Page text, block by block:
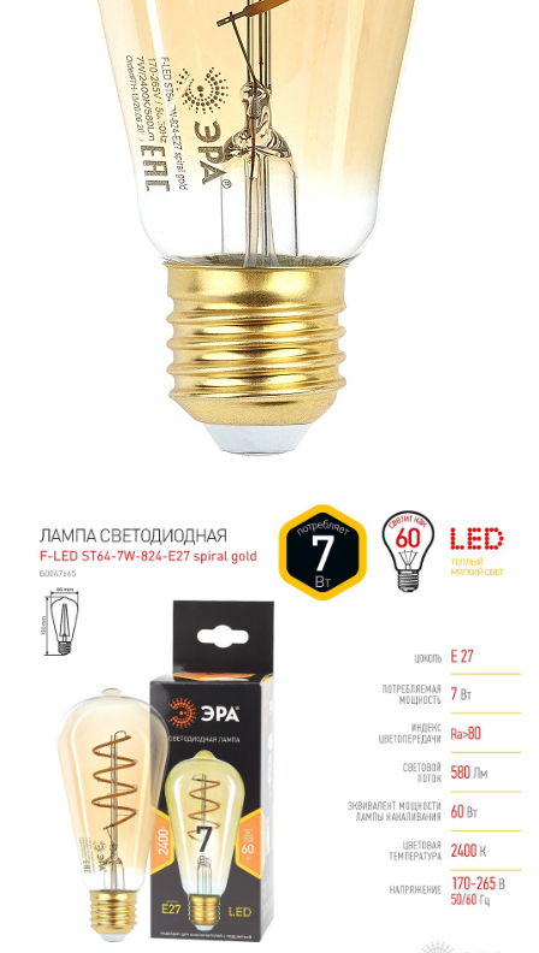
ЛАМПЫ СВЕТОДИОДНЫЕ
СТАНДАРТ
ЛАМПЫ СВЕТОДИОДНЫЕ
ЭКОНОМ
ЛИНЕЙНЫЕ Т8
ПАТРОНЫ
СОФИТ MR11/MR16
ЭНЕРГОСБЕРЕГАЮЩИЕ
ЛАМПЫ ГАЛОГЕННЫЕ
ЛАМПЫ ЛЮМИНИСЦЕНТНЫЕ
ЛАМПЫ НАКАЛИВАНИЯ
КАБЕЛЕНЕСУЩИЕ СИСТЕМЫ
КАБЕЛЬ
КЛЕЙКИЕ ЛЕНТЫ
ЛЕНТЫ СВЕТОДИОДНЫЕ (LED
ЛИНЕЙНЫЕ СВЕТОДИОДНЫЕ
СВЕТИЛЬНИКИ